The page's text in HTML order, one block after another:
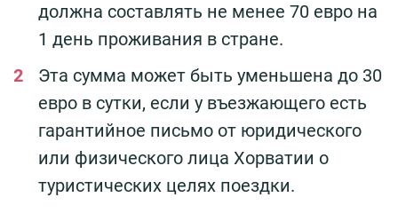
должна составлять не менее 70 евро на
1 день проживания в стране.
Эта сумма может быть уменьшена до 30
евро в сутки, если у въезжающего есть
гарантийное письмо от юридического
или физического лица Хорватии о
туристических целях поездки.